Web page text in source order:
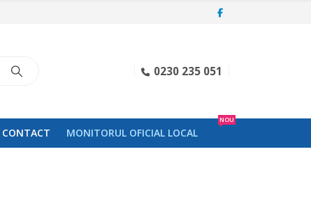
0230 235 051
CONTACT MONITORUL OFICIAL LOCAL
NOU